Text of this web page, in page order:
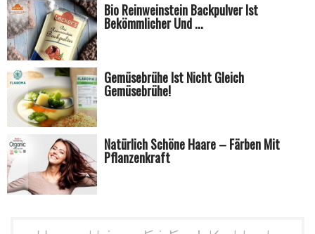
Bio Reinweinstein Backpulver Ist
Bekömmlicher Und ...
Gemüsebrühe Ist Nicht Gleich
Gemüsebrühe!
Natürlich Schöne Haare – Färben Mit
Pflanzenkraft